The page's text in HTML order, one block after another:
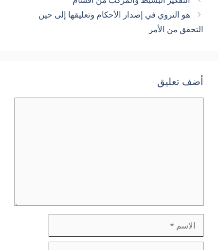
هو التروي في إصدار الأحكام وتعليقها إلى حين
التحقق من الأمر
أضف تعليق